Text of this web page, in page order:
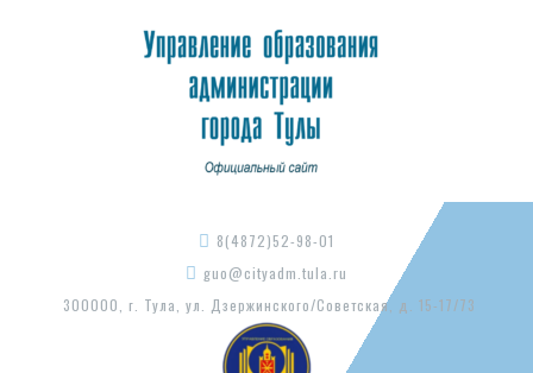
8(4872)52-98-01
guo@cityadm.tula.ru
300000, г. Тула, ул. Дзержинского/Советская, д. 15-17/73